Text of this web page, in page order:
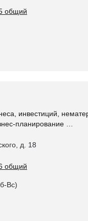
общий
инвестиций,
планирование …
д. 18
общий
Вс)